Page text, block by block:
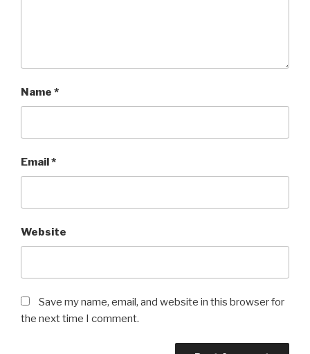
Name *
Email *
Website
Save my name, email, and website in this browser for
the next time I comment.